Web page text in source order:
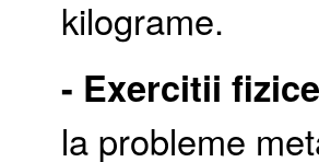
kilograme.
- Exercitii
la probleme